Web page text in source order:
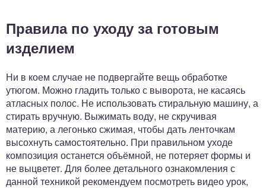
Правила по уходу за готовым
изделием
Ни в коем случае не подвергайте вещь обработке
утюгом. Можно гладить только с выворота, не касаясь
атласных полос. Не использовать стиральную машину, а
стирать вручную. Выжимать воду, не скручивая
материю, а легонько сжимая, чтобы дать ленточкам
высохнуть самостоятельно. При правильном уходе
композиция останется объёмной, не потеряет формы и
не выцветет. Для более детального ознакомления с
данной техникой рекомендуем посмотреть видео урок,